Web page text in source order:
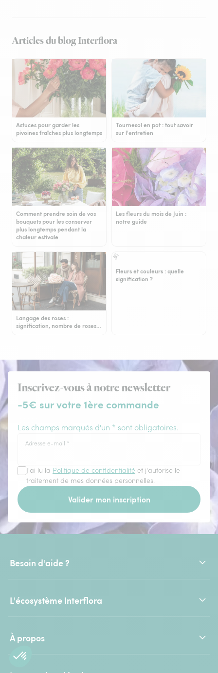
Articles du blog Interflora
Astuces pour garder les
pivoines fraîches plus longtemps
Tournesol en pot : tout savoir
sur l'entretien
Comment prendre soin de vos
bouquets pour les conserver
plus longtemps pendant la
chaleur estivale
Les fleurs du mois de Juin :
notre guide
Langage des roses :
signification, nombre de roses…
Fleurs et couleurs : quelle
signification ?
Inscrivez-vous à notre newsletter
-5€ sur votre 1ère commande
Les champs marqués d'un * sont obligatoires.
Adresse e-mail *
J'ai lu la Politique de confidentialité et j'autorise le
traitement de mes données personnelles.
Valider mon inscription
Besoin d'aide ?
L'écosystème Interflora
À propos